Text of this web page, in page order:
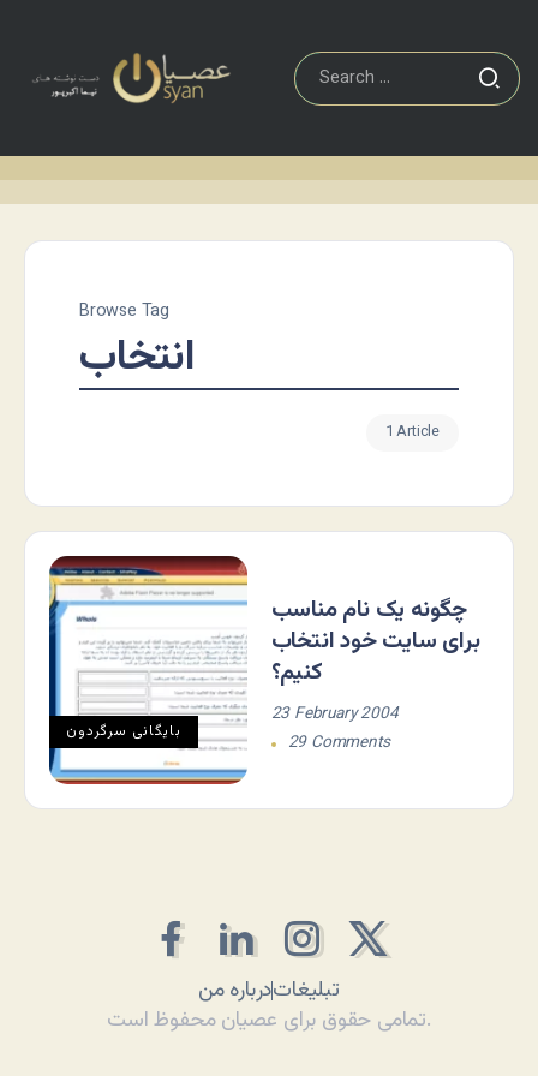
Browse Tag
انتخاب
1 Article
بایگانی سرگردون
چگونه یک نام مناسب
برای سایت خود انتخاب
کنیم؟
23 February 2004
29 Comments
درباره منتبلیغات
تمامی حقوق برای عصیان محفوظ است.